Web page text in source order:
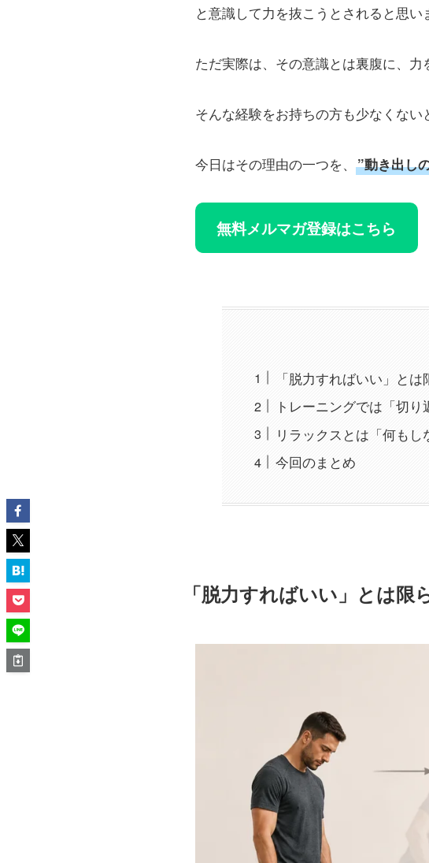
と意識して力を抜こうとされると思い
ただ実際は、その意識とは裏腹に、
そんな経験をお持ちの方も少なくない
今日はその理由の一つを、 ”動き出し
無料メルマガ登録はこちら
「脱力すればいい」とは
トレーニングでは「切
リラックスとは「何も
今回のまとめ
「脱力すればいい」とは限